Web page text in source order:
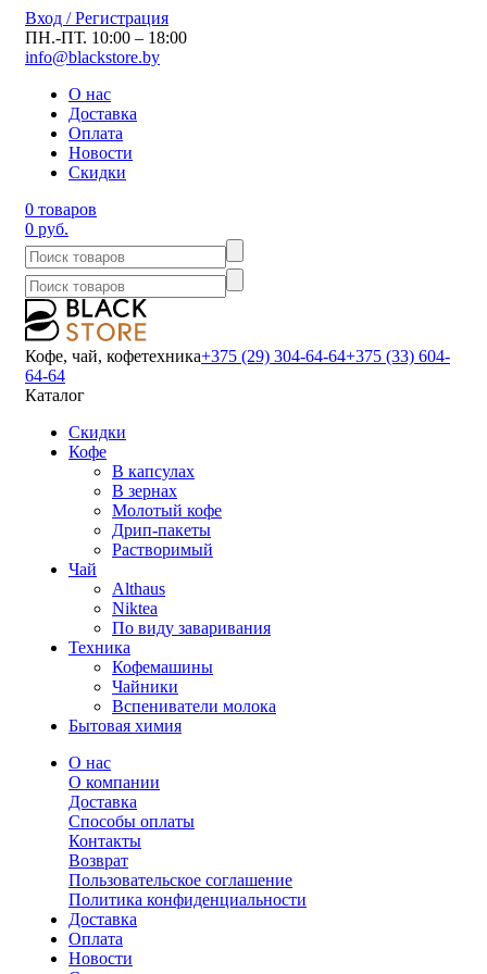
Вход / Регистрация
ПН.-ПТ. 10:00 – 18:00
info@blackstore.by
О нас
Доставка
Оплата
Новости
Скидки
0 товаров
0 руб.
Кофе, чай, кофетехника+375 (29) 304-64-64+375 (33) 604-
64-64
Каталог
Скидки
Кофе
В капсулах
В зернах
Молотый кофе
Дрип-пакеты
Растворимый
Чай
Althaus
Niktea
По виду заваривания
Техника
Кофемашины
Чайники
Вспениватели молока
Бытовая химия
О нас
О компании
Доставка
Способы оплаты
Контакты
Возврат
Пользовательское соглашение
Политика конфиденциальности
Доставка
Оплата
Новости